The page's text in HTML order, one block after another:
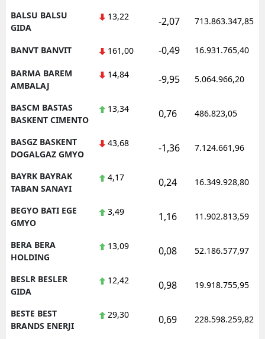
BALSU BALSU
GIDA
13,22 -2,07 713.863.347,85
BANVT BANVIT 161,00 -0,49 16.931.765,40
BARMA BAREM
AMBALAJ
14,84 -9,95 5.064.966,20
BASCM BASTAS
BASKENT CIMENTO
13,34 0,76 486.823,05
BASGZ BASKENT
DOGALGAZ GMYO
43,68 -1,36 7.124.661,96
BAYRK BAYRAK
TABAN SANAYI
4,17 0,24 16.349.928,80
BEGYO BATI EGE
GMYO
3,49 1,16 11.902.813,59
BERA BERA
HOLDING
13,09 0,08 52.186.577,97
BESLR BESLER
GIDA
12,42 0,98 19.918.755,95
BESTE BEST
BRANDS ENERJI
29,30 0,69 228.598.259,82